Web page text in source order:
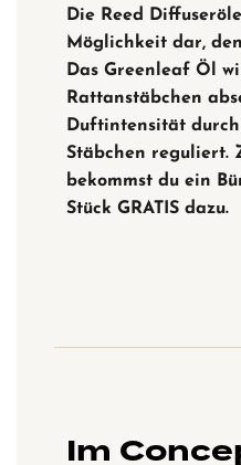
Die Reed Diffuseröle
Möglichkeit dar,
Das Greenleaf Öl
Rattanstäbchen
Duftintensität
Stäbchen reguliert.
bekommst du ein
Stück GRATIS dazu.
Im